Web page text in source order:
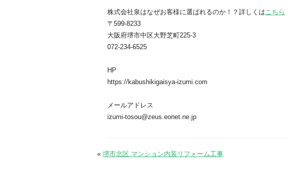
株式会社泉はなぜお客様に選ばれるのか！？詳しくはこちら
〒599-8233
大阪府堺市中区大野芝町225-3
072-234-6525
HP
https://kabushikigaisya-izumi.com
メールアドレス
izumi-tosou@zeus.eonet.ne.jp
« 堺市北区 マンション内装リフォーム工事